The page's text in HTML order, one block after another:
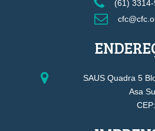
(61)
SAUS Quadra 5
Asa